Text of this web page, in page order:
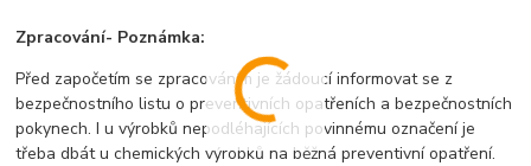
Zpracování- Poznámka:
Před započetím se zpracováním je žádoucí informovat se z
bezpečnostního listu o preventivních opatřeních a bezpečnostních
pokynech. I u výrobků nepodléhajících povinnému označení je
třeba dbát u chemických výrobků na běžná preventivní opatření.